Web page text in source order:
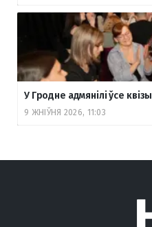
У Гродне адмянілі ўсе квізы
9 ЖНІЎНЯ 2026, 11:03